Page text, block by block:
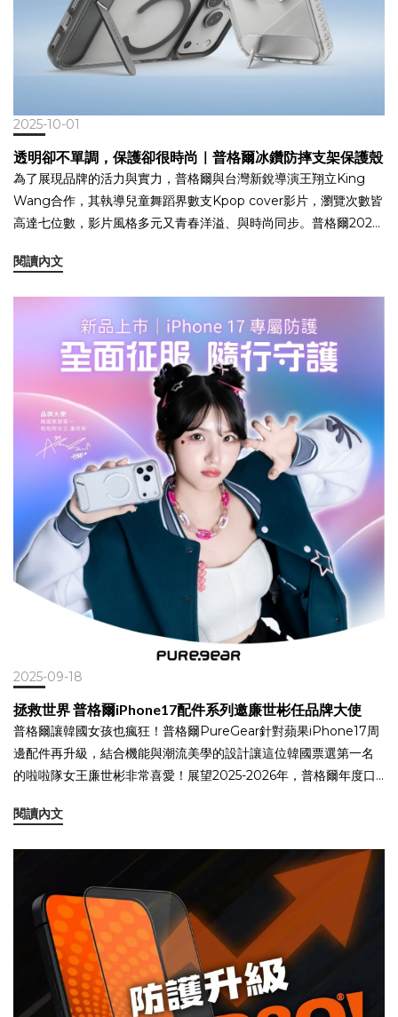
2025-10-01
透明卻不單調，保護卻很時尚｜普格爾冰鑽防摔支架保護殼
為了展現品牌的活力與實力，普格爾與台灣新銳導演王翔立King
Wang合作，其執導兒童舞蹈界數支Kpop cover影片，瀏覽次數皆
高達七位數，影片風格多元又青春洋溢、與時尚同步。普格爾2025
年輕人多樣化的靚麗舞姿來轉化冰鑽手機殼既時尚又堅持防摔的品
你的風格就是青春的本色！
閱讀內文
2025-09-18
拯救世界 普格爾iPhone17配件系列邀廉世彬任品牌大使
普格爾讓韓國女孩也瘋狂！普格爾PureGear針對蘋果iPhone17周
邊配件再升級，結合機能與潮流美學的設計讓這位韓國票選第一名
的啦啦隊女王廉世彬非常喜愛！展望2025-2026年，普格爾年度口
擔任品牌大使，為普格爾iPhone 17 全系列兼具外型、極致手感與
重視防摔但又希望可以好看，普格爾有功能又有外型，真的很推薦
唷～」廉世彬手上的【PureGear冰鑽系列款】除了具備晶透堅硬的
特點外，更多了「磁吸」與「支架」設計，殼薄讓單手輕鬆控制
iPhone，PureGear更將支架巧妙設計在手機下方速配蘋果logo新
改變的位置，不管要拍照錄影或直看橫看影片都夠穩固，防止手機
滑落～透明殼是全世界流行的趨勢，鏡頭框都高於鏡頭3mm夠精
密，處理細節絕對到位！【PureGear坦克軍規防摔保護殼】這是
閱讀內文